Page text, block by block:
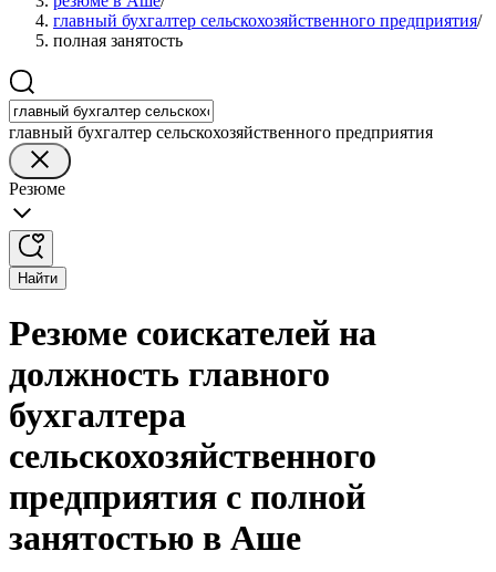
главный бухгалтер сельскохозяйственного предприятия/
полная занятость
главный бухгалтер сельскохозяйственного предприятия
Резюме
Найти
Резюме соискателей на
должность главного
бухгалтера
сельскохозяйственного
предприятия с полной
занятостью в Аше